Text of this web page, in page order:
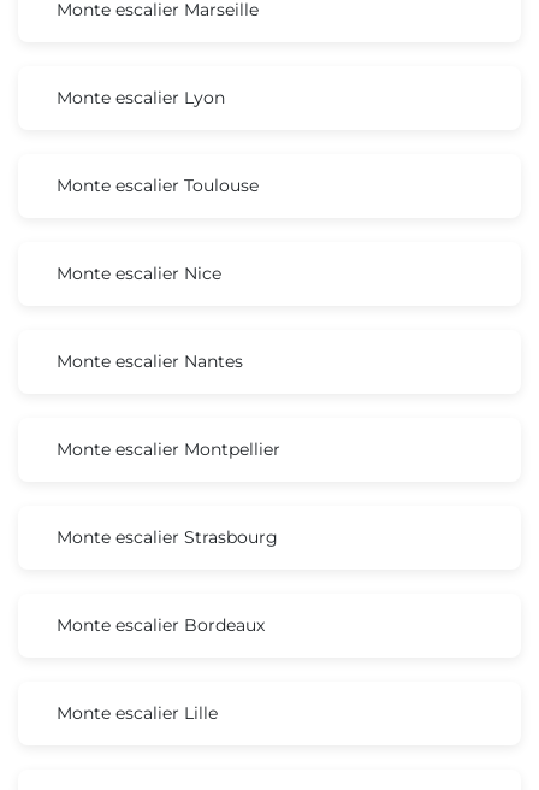
Monte escalier Marseille
Monte escalier Lyon
Monte escalier Toulouse
Monte escalier Nice
Monte escalier Nantes
Monte escalier Montpellier
Monte escalier Strasbourg
Monte escalier Bordeaux
Monte escalier Lille